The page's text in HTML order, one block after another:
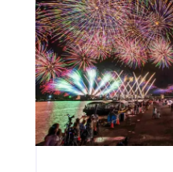
及「雙樂園放電大冒險
樂設施、親子互動體驗
聯，打造寓教於樂、吃
假期。